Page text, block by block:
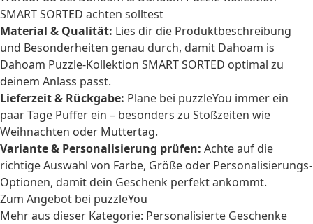
SMART SORTED achten solltest
Material & Qualität: Lies dir die Produktbeschreibung
und Besonderheiten genau durch, damit Dahoam is
Dahoam Puzzle-Kollektion SMART SORTED optimal zu
deinem Anlass passt.
Lieferzeit & Rückgabe: Plane bei puzzleYou immer ein
paar Tage Puffer ein – besonders zu Stoßzeiten wie
Weihnachten oder Muttertag.
Variante & Personalisierung prüfen: Achte auf die
richtige Auswahl von Farbe, Größe oder Personalisierungs-
Optionen, damit dein Geschenk perfekt ankommt.
Zum Angebot bei puzzleYou
Mehr aus dieser Kategorie: Personalisierte Geschenke